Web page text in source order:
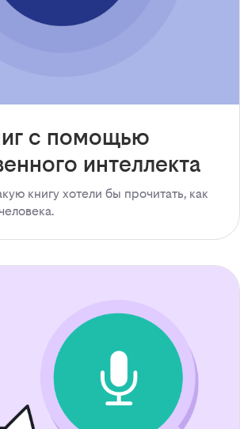
с помощью
интеллекта
книгу хотели бы прочитать, как